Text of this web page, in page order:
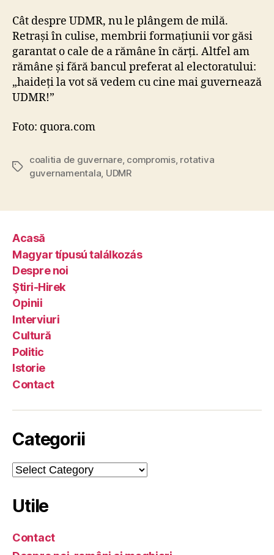
Cât despre UDMR, nu le plângem de milă.
Retrași în culise, membrii formațiunii vor găsi
garantat o cale de a rămâne în cărți. Altfel am
rămâne și fără bancul preferat al electoratului:
„haideți la vot să vedem cu cine mai guvernează
UDMR!”
Foto: quora.com
Tags
coalitia de guvernare, compromis, rotativa
guvernamentala UDMR
Acasă
Magyar típusú találkozás
Despre noi
Ştiri-Hirek
Opinii
Interviuri
Cultură
Politic
Istorie
Contact
Categorii
Categorii
Utile
Contact